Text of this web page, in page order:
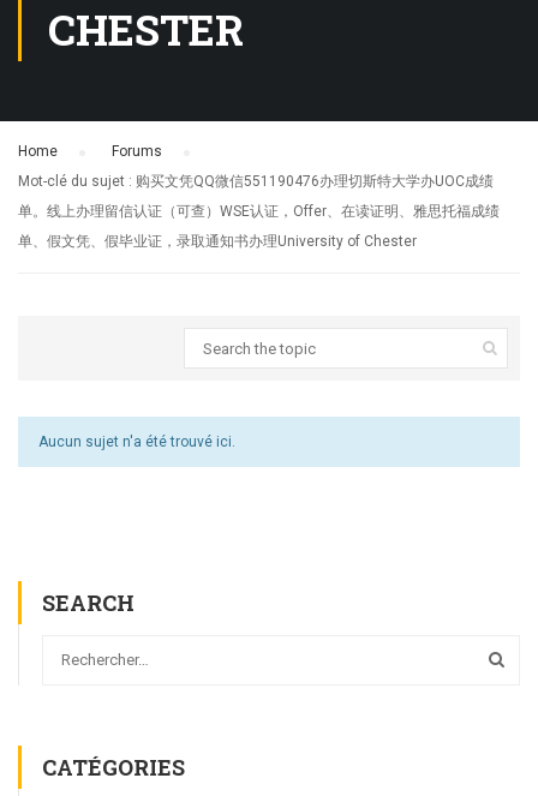
CHESTER
Home Forums
Mot-clé du sujet : 购买文凭QQ微信551190476办理切斯特大学办UOC成绩
单。线上办理留信认证（可查）WSE认证，Offer、在读证明、雅思托福成绩
单、假文凭、假毕业证，录取通知书办理University of Chester
Aucun sujet n'a été trouvé ici.
SEARCH
CATÉGORIES